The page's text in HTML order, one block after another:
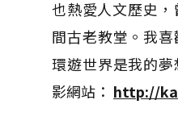
也熱愛人文歷史
間古老教堂。我喜
環遊世界是我的
影網站： http://